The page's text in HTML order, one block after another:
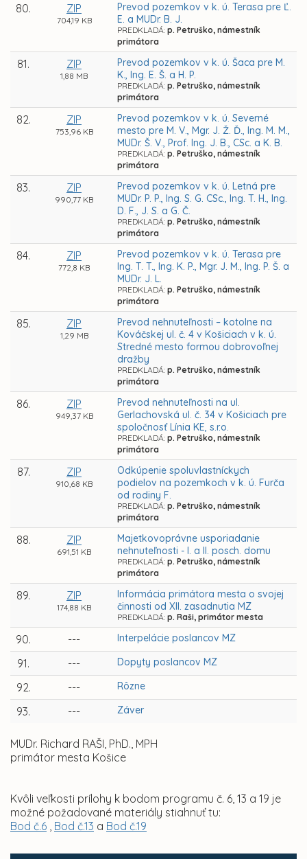
80. ZIP
704,19 KB
Prevod pozemkov v k. ú. Terasa pre Ľ.
E. a MUDr. B. J.
PREDKLADÁ: p. Petruško, námestník
primátora
81. ZIP
1,88 MB
Prevod pozemkov v k. ú. Šaca pre M.
K., Ing. E. Š. a H. P.
PREDKLADÁ: p. Petruško, námestník
primátora
82. ZIP
753,96 KB
Prevod pozemkov v k. ú. Severné
mesto pre M. V., Mgr. J. Ž. Ď., Ing. M. M.,
MUDr. Š. V., Prof. Ing. J. B., CSc. a K. B.
PREDKLADÁ: p. Petruško, námestník
primátora
83. ZIP
990,77 KB
Prevod pozemkov v k. ú. Letná pre
MUDr. P. P., Ing. S. G. CSc., Ing. T. H., Ing.
D. F., J. S. a G. Č.
PREDKLADÁ: p. Petruško, námestník
primátora
84. ZIP
772,8 KB
Prevod pozemkov v k. ú. Terasa pre
Ing. T. T., Ing. K. P., Mgr. J. M., Ing. P. Š. a
MUDr. J. L.
PREDKLADÁ: p. Petruško, námestník
primátora
85. ZIP
1,29 MB
Prevod nehnuteľnosti – kotolne na
Kováčskej ul. č. 4 v Košiciach v k. ú.
Stredné mesto formou dobrovoľnej
dražby
PREDKLADÁ: p. Petruško, námestník
primátora
86. ZIP
949,37 KB
Prevod nehnuteľnosti na ul.
Gerlachovská ul. č. 34 v Košiciach pre
spoločnosť Línia KE, s.r.o.
PREDKLADÁ: p. Petruško, námestník
primátora
87. ZIP
910,68 KB
Odkúpenie spoluvlastníckych
podielov na pozemkoch v k. ú. Furča
od rodiny F.
PREDKLADÁ: p. Petruško, námestník
primátora
88. ZIP
691,51 KB
Majetkovoprávne usporiadanie
nehnuteľnosti - I. a II. posch. domu
PREDKLADÁ: p. Petruško, námestník
primátora
89. ZIP
174,88 KB
Informácia primátora mesta o svojej
činnosti od XII. zasadnutia MZ
PREDKLADÁ: p. Raši, primátor mesta
90. --- Interpelácie poslancov MZ
91. --- Dopyty poslancov MZ
92. --- Rôzne
93. --- Záver
MUDr. Richard RAŠI, PhD., MPH
primátor mesta Košice
Kvôli veľkosti prílohy k bodom programu č. 6, 13 a 19 je
možné požadované materiály stiahnuť tu:
Bod č.6 , Bod č.13 a Bod č.19